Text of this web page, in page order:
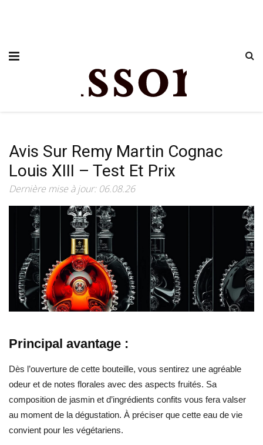
Avis Sur Remy Martin Cognac
Louis XIII – Test Et Prix
Dernière mise à jour: 06.08.26
Principal avantage :
Dès l’ouverture de cette bouteille, vous sentirez une agréable
odeur et de notes florales avec des aspects fruités. Sa
composition de jasmin et d’ingrédients confits vous fera valser
au moment de la dégustation. À préciser que cette eau de vie
convient pour les végétariens.